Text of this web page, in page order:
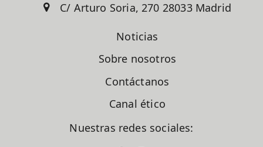
C/ Arturo Soria, 270 28033 Madrid
Noticias
Sobre nosotros
Contáctanos
Canal ético
Nuestras redes sociales: